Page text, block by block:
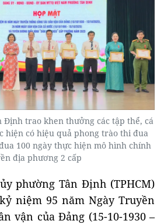
Định trao khen thưởng các tập thể, cá
hiện có hiệu quả phong trào thi đua
100 ngày thực hiện mô hình chính
địa phương 2 cấp
phường Tân Định (TPHCM)
niệm 95 năm Ngày Truyền
vận của Đảng (15-10-1930 –